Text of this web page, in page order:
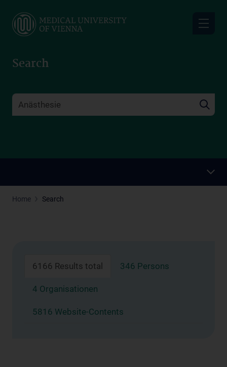
main
Search
Home Search
6166 Results total 346 Persons
4 Organisationen
5816 Website-Contents